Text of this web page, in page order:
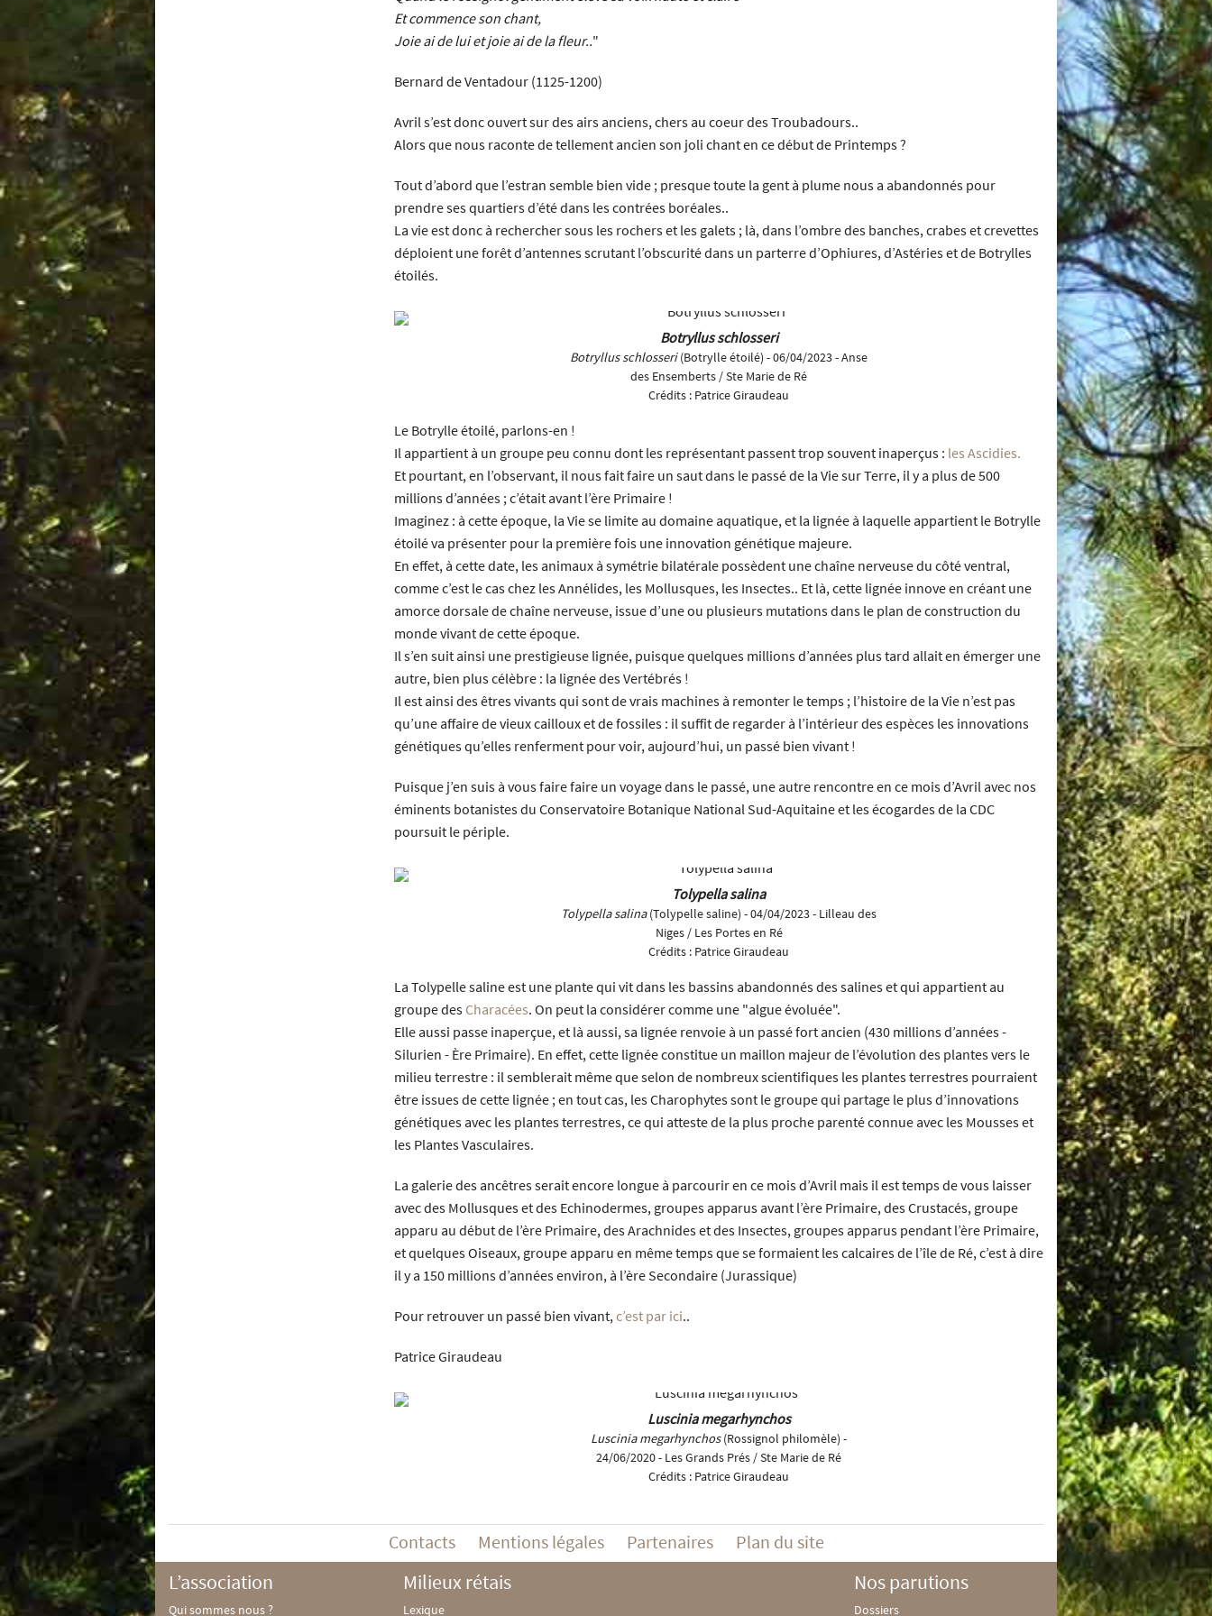
Et commence son chant,
Joie ai de lui et joie ai de la fleur.."
Bernard de Ventadour (1125-1200)
Avril s’est donc ouvert sur des airs anciens, chers au coeur des Troubadours..
Alors que nous raconte de tellement ancien son joli chant en ce début de Printemps ?
Tout d’abord que l’estran semble bien vide ; presque toute la gent à plume nous a abandonnés pour
prendre ses quartiers d’été dans les contrées boréales..
La vie est donc à rechercher sous les rochers et les galets ; là, dans l’ombre des banches, crabes et crevettes
déploient une forêt d’antennes scrutant l’obscurité dans un parterre d’Ophiures, d’Astéries et de Botrylles
étoilés.
Botryllus schlosseri
Botryllus schlosseri(Botrylle étoilé) - 06/04/2023 - Anse
des Ensemberts / Ste Marie de Ré
Crédits : Patrice Giraudeau
Le Botrylle étoilé, parlons-en !
Il appartient à un groupe peu connu dont les représentant passent trop souvent inaperçus : les Ascidies.
Et pourtant, en l’observant, il nous fait faire un saut dans le passé de la Vie sur Terre, il y a plus de 500
millions d’années ; c’était avant l’ère Primaire !
Imaginez : à cette époque, la Vie se limite au domaine aquatique, et la lignée à laquelle appartient le Botrylle
étoilé va présenter pour la première fois une innovation génétique majeure.
En effet, à cette date, les animaux à symétrie bilatérale possèdent une chaîne nerveuse du côté ventral,
comme c’est le cas chez les Annélides, les Mollusques, les Insectes.. Et là, cette lignée innove en créant une
amorce dorsale de chaîne nerveuse, issue d’une ou plusieurs mutations dans le plan de construction du
monde vivant de cette époque.
Il s’en suit ainsi une prestigieuse lignée, puisque quelques millions d’années plus tard allait en émerger une
autre, bien plus célèbre : la lignée des Vertébrés !
Il est ainsi des êtres vivants qui sont de vrais machines à remonter le temps ; l’histoire de la Vie n’est pas
qu’une affaire de vieux cailloux et de fossiles : il suffit de regarder à l’intérieur des espèces les innovations
génétiques qu’elles renferment pour voir, aujourd’hui, un passé bien vivant !
Puisque j’en suis à vous faire faire un voyage dans le passé, une autre rencontre en ce mois d’Avril avec nos
éminents botanistes du Conservatoire Botanique National Sud-Aquitaine et les écogardes de la CDC
poursuit le périple.
Tolypella salina
Tolypella salina(Tolypelle saline) - 04/04/2023 - Lilleau des
Niges / Les Portes en Ré
Crédits : Patrice Giraudeau
La Tolypelle saline est une plante qui vit dans les bassins abandonnés des salines et qui appartient au
groupe des Characées. On peut la considérer comme une "algue évoluée".
Elle aussi passe inaperçue, et là aussi, sa lignée renvoie à un passé fort ancien (430 millions d’années -
Silurien - Ère Primaire). En effet, cette lignée constitue un maillon majeur de l’évolution des plantes vers le
milieu terrestre : il semblerait même que selon de nombreux scientifiques les plantes terrestres pourraient
être issues de cette lignée ; en tout cas, les Charophytes sont le groupe qui partage le plus d’innovations
génétiques avec les plantes terrestres, ce qui atteste de la plus proche parenté connue avec les Mousses et
les Plantes Vasculaires.
La galerie des ancêtres serait encore longue à parcourir en ce mois d’Avril mais il est temps de vous laisser
avec des Mollusques et des Echinodermes, groupes apparus avant l’ère Primaire, des Crustacés, groupe
apparu au début de l’ère Primaire, des Arachnides et des Insectes, groupes apparus pendant l’ère Primaire,
et quelques Oiseaux, groupe apparu en même temps que se formaient les calcaires de l’île de Ré, c’est à dire
il y a 150 millions d’années environ, à l’ère Secondaire (Jurassique)
Pour retrouver un passé bien vivant,c’est par ici..
Patrice Giraudeau
Luscinia megarhynchos
Luscinia megarhynchos(Rossignol philomèle) -
24/06/2020 - Les Grands Prés / Ste Marie de Ré
Crédits : Patrice Giraudeau
Contacts Mentions légales Partenaires Plan du site
L’association
Qui sommes nous ?
Milieux rétais
Lexique
Nos parutions
Dossiers